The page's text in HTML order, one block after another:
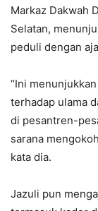
Markaz Dakwah
Selatan,
peduli dengan
“Ini
terhadap ulama
di pesantren-
sarana
kata dia.
Jazuli pun